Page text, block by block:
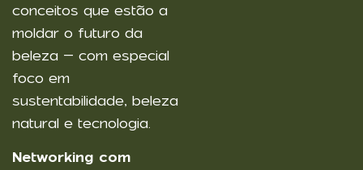
conceitos que estão a
moldar o futuro da
beleza – com especial
foco em
sustentabilidade, beleza
natural e tecnologia.
Networking com